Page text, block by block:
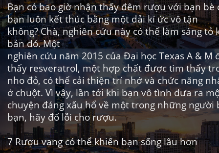
Bạn có bao giờ nhận thấy đêm rượu với bạn bè
bạn luôn kết thúc bằng một dải kí ức vô tận
không? Chà, nghiên cứu này có thể làm sáng tỏ
bản đó. Một
nghiên cứu năm 2015 của Đại học Texas A & M
thấy resveratrol, một hợp chất được tìm thấy
nho đỏ, có thể cải thiện trí nhớ và chức năng
ở chuột. Vì vậy, lần tới khi bạn vô tình đưa ra
chuyện đáng xấu hổ về một trong những người
bạn, hãy đổ lỗi cho rượu.
7 Rượu vang có thể khiến bạn sống lâu hơn